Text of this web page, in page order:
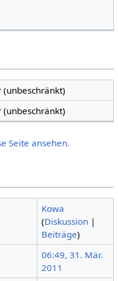
(unbeschränkt)
(unbeschränkt)
Seite ansehen.
Kowa
(Diskussion |
Beiträge)
06:49, 31. Mär.
2011